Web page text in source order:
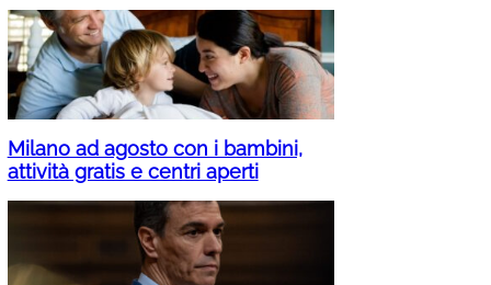
Milano ad agosto con i bambini,
attività gratis e centri aperti